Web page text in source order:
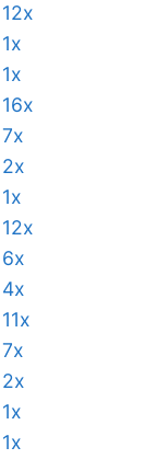
12x
1x
1x
16x
7x
2x
1x
12x
6x
4x
11x
7x
2x
1x
1x